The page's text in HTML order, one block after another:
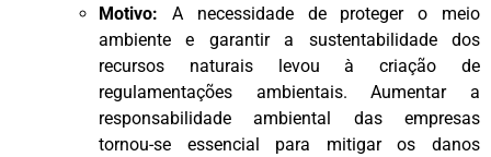
Motivo: A necessidade de proteger o meio
ambiente e garantir a sustentabilidade dos
recursos naturais levou à criação de
regulamentações ambientais. Aumentar a
responsabilidade ambiental das empresas
tornou-se essencial para mitigar os danos